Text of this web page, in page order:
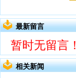
最新留言
暂时无留言！
相关新闻